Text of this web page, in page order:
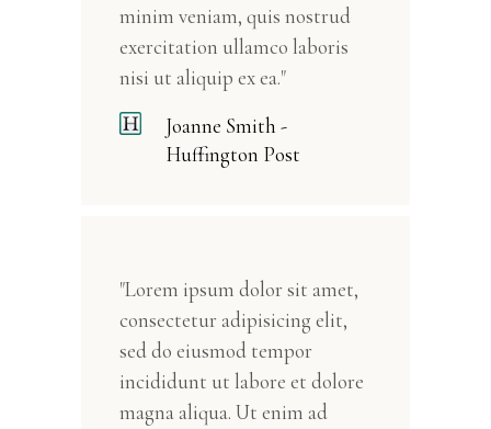
minim veniam, quis nostrud
exercitation ullamco laboris
nisi ut aliquip ex ea."
Joanne Smith -
Huffington Post
"Lorem ipsum dolor sit amet,
consectetur adipisicing elit,
sed do eiusmod tempor
incididunt ut labore et dolore
magna aliqua. Ut enim ad